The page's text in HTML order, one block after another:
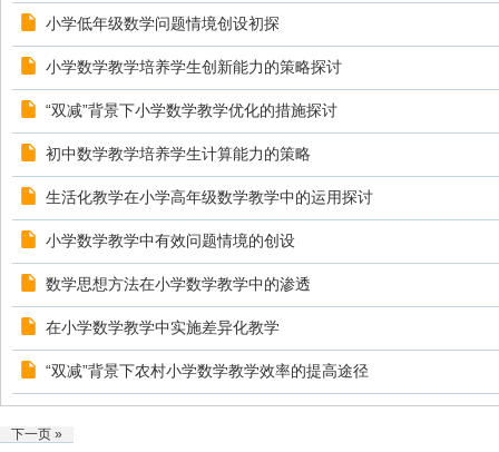
小学低年级数学问题情境创设初探
小学数学教学培养学生创新能力的策略探讨
“双减”背景下小学数学教学优化的措施探讨
初中数学教学培养学生计算能力的策略
生活化教学在小学高年级数学教学中的运用探讨
小学数学教学中有效问题情境的创设
数学思想方法在小学数学教学中的渗透
在小学数学教学中实施差异化教学
“双减”背景下农村小学数学教学效率的提高途径
下一页 »